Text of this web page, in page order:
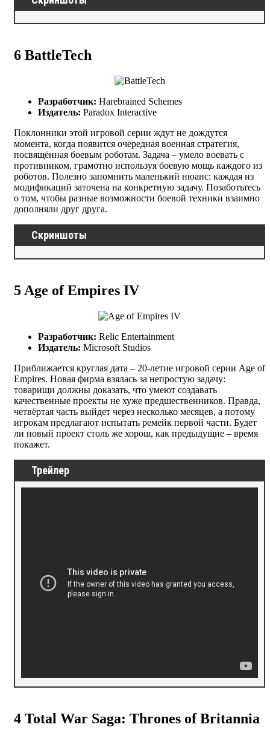
6 BattleTech
Разработчик: Harebrained Schemes
Издатель: Paradox Interactive
Поклонники этой игровой серии ждут не дождутся
момента, когда появится очередная военная стратегия,
посвящённая боевым роботам. Задача – умело воевать с
противником, грамотно используя боевую мощь каждого из
роботов. Полезно запомнить маленький нюанс: каждая из
модификаций заточена на конкретную задачу. Позаботьтесь
о том, чтобы разные возможности боевой техники взаимно
дополняли друг друга.
Скриншоты
5 Age of Empires IV
Разработчик: Relic Entertainment
Издатель: Microsoft Studios
Приближается круглая дата – 20-летие игровой серии Age of
Empires. Новая фирма взялась за непростую задачу:
товарищи должны доказать, что умеют создавать
качественные проекты не хуже предшественников. Правда,
четвёртая часть выйдет через несколько месяцев, а потому
игрокам предлагают испытать ремейк первой части. Будет
ли новый проект столь же хорош, как предыдущие – время
покажет.
Трейлер
4 Total War Saga: Thrones of Britannia